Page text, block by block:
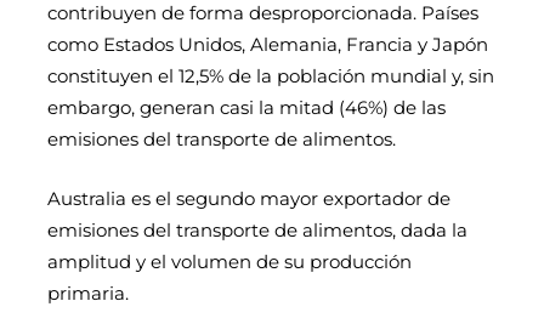
contribuyen de forma desproporcionada. Países
como Estados Unidos, Alemania, Francia y Japón
constituyen el 12,5% de la población mundial y, sin
embargo, generan casi la mitad (46%) de las
emisiones del transporte de alimentos.
Australia es el segundo mayor exportador de
emisiones del transporte de alimentos, dada la
amplitud y el volumen de su producción
primaria.